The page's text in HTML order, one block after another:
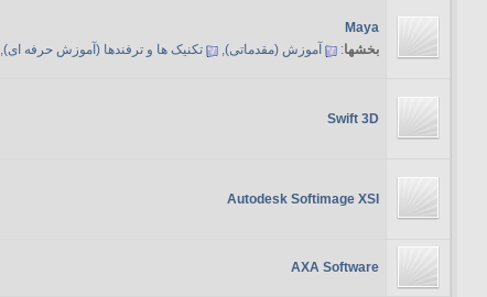
Maya
بخشها: آموزش (مقدماتی), تکنیک ها و ترفندها (آموزش حرفه ای),
Swift 3D
Autodesk Softimage XSI
AXA Software